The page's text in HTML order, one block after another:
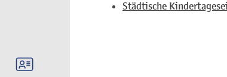
Städtische